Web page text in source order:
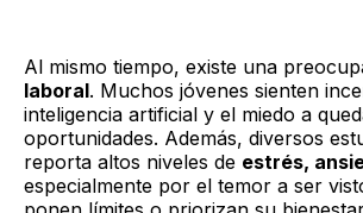
Al mismo tiempo, existe una
laboral. Muchos jóvenes sienten
inteligencia artificial y el miedo a
oportunidades. Además, diversos
reporta altos niveles de estrés,
especialmente por el temor a ser